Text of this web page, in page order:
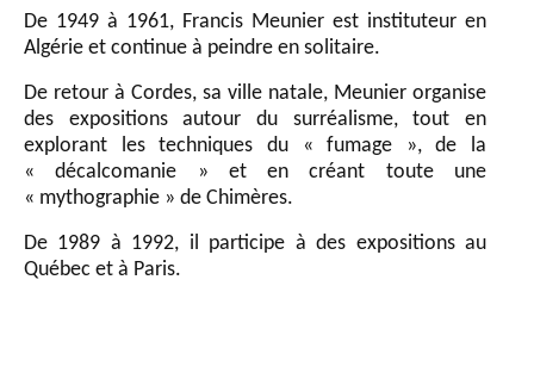
De 1949 à 1961, Francis Meunier est instituteur en
Algérie et continue à peindre en solitaire.
De retour à Cordes, sa ville natale, Meunier organise
des expositions autour du surréalisme, tout en
explorant les techniques du « fumage », de la
« décalcomanie » et en créant toute une
« mythographie » de Chimères.
De 1989 à 1992, il participe à des expositions au
Québec et à Paris.